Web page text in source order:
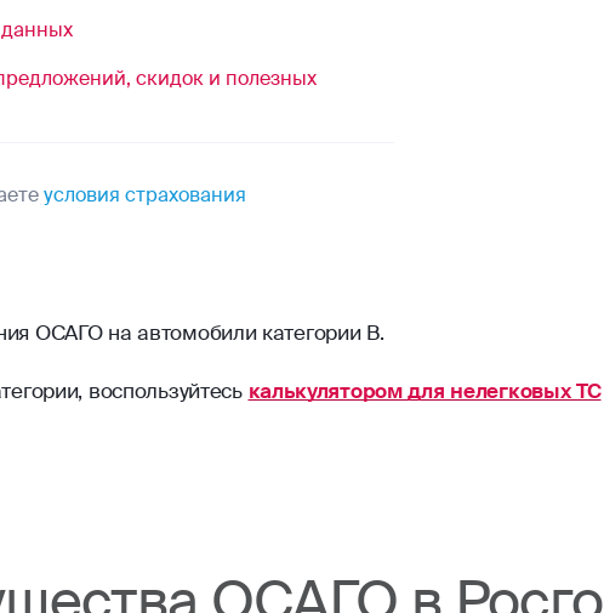
ОСАГО на автомобили категории B.
воспользуйтесь калькулятором для нелегковых ТС